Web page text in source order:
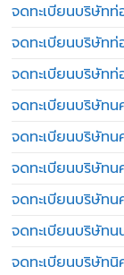
จดทะเบียนบริษัท
จดทะเบียนบริษัท
จดทะเบียนบริษัทท่
จดทะเบียนบริษัท
จดทะเบียนบริษัทน
จดทะเบียนบริษัทน
จดทะเบียนบริษัทน
จดทะเบียนบริษัทน
จดทะเบียนบริษัท